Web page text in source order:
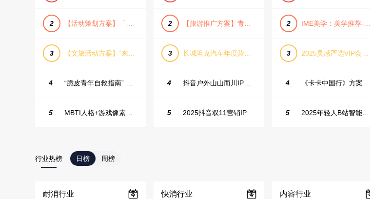
2 【活动策划方案】「团圆盛景」趣味中秋游园会活动策划方案
3 【文旅活动方案】“来和月亮撞个满怀”文旅景区中秋露营音乐会团建拓展方案
4 “脆皮青年自救指南” 五一城市解压生活节活动策划案
5 MBTI人格+游戏像素风主题企业年会
2 【旅游推广方案】青岛城市活力与山海魅力旅游推广方案（PPT格式）
3 长城坦克汽车年度营销活动方案
4 抖音户外山山而川IP整合营销方案
5 2025抖音双11营销IP
2 IME美学：美学推荐-飞猪旅行春节营销通案
3 2025灵感严选VIP会员手册【向团队介绍/采购报销用】
4 《卡卡中国行》方案
5 2025年轻人B站智能生活家趋势报告
行业热榜 日榜 周榜
耐消行业 快消行业 内容行业